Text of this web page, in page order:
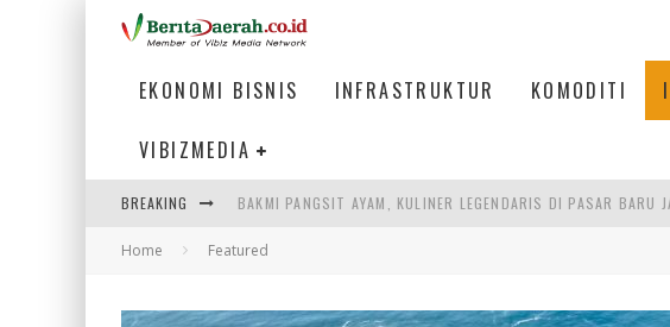
EKONOMI BISNIS INFRASTRUKTUR KOMODITI
VIBIZMEDIA
BREAKING
BAKMI PANGSIT AYAM, KULINER LEGENDARIS DI PASAR BARU
KETIKA INSTITUSI MENENTUKAN MASA DEPAN INDONESIA
PERTUNJUKAN AIR MANCUR SPEKTAKULER DI PIK 2, JAKARTA
ULP SEMANGGI: MEMPERMUDAH LAYANAN PASPOR DI
Home Featured